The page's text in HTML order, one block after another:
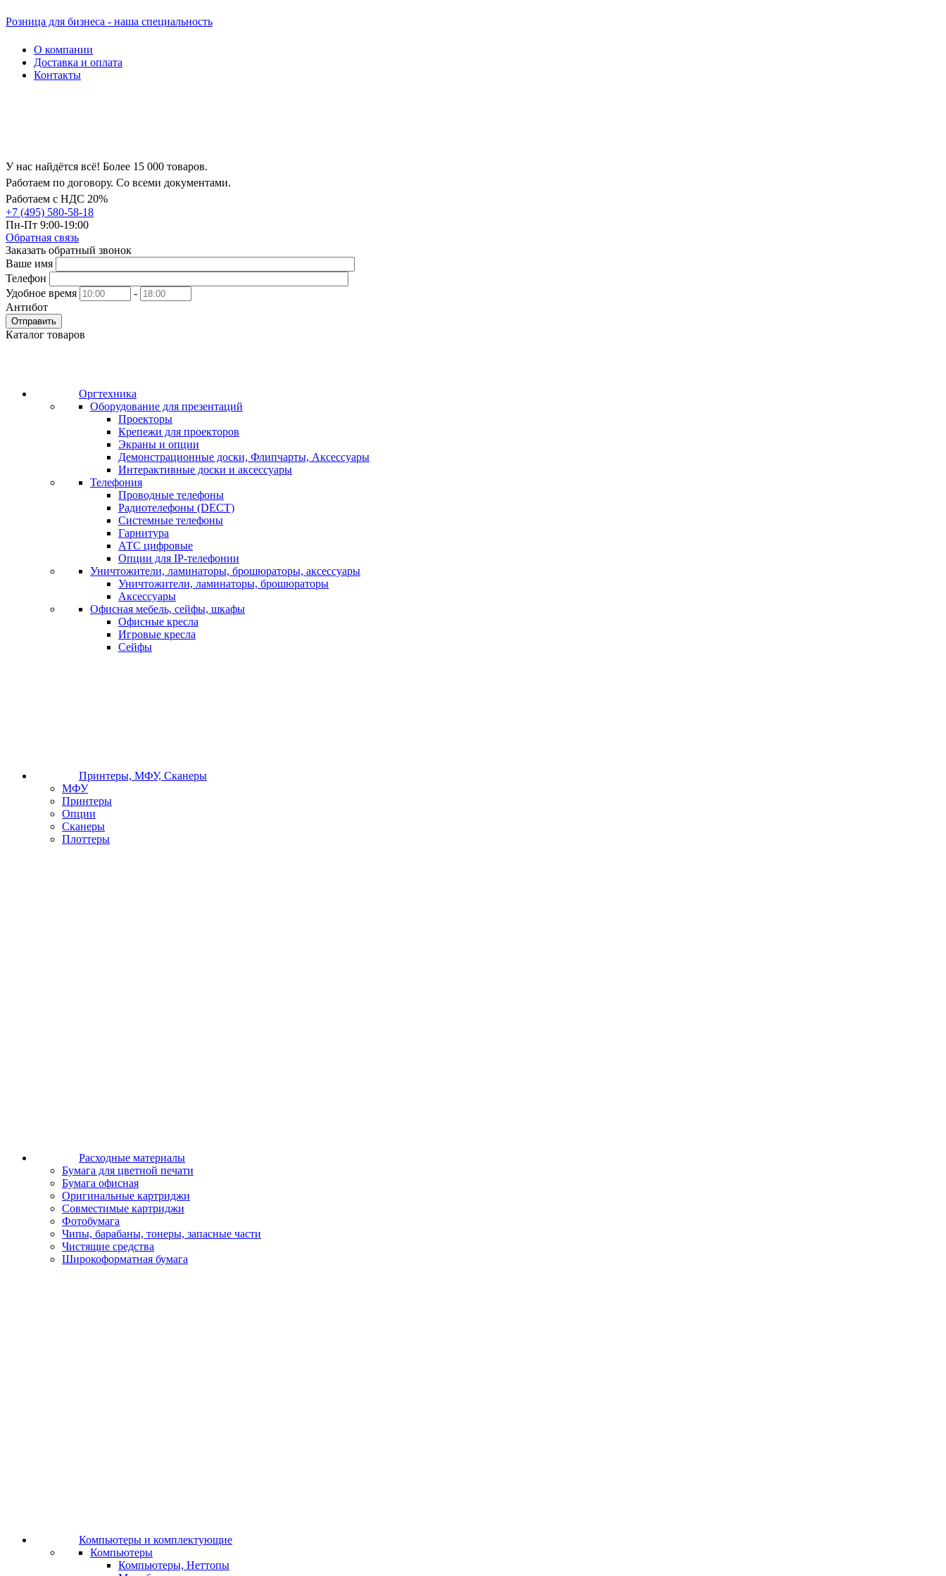
Розница для бизнеса - наша специальность
О компании
Доставка и оплата
Контакты
У нас найдётся всё! Более 15 000 товаров.
Работаем по договору. Со всеми документами.
Работаем с НДС 20%
+7 (495) 580-58-18
Пн-Пт 9:00-19:00
Обратная связь
Заказать обратный звонок
Ваше имя
Телефон
Удобное время
-
Антибот
Отправить
Каталог товаров
Оргтехника
Оборудование для презентаций
Проекторы
Крепежи для проекторов
Экраны и опции
Демонстрационные доски, Флипчарты, Аксессуары
Интерактивные доски и аксессуары
Телефония
Проводные телефоны
Радиотелефоны (DECT)
Системные телефоны
Гарнитура
АТС цифровые
Опции для IP-телефонии
Уничтожители, ламинаторы, брошюраторы, аксессуары
Уничтожители, ламинаторы, брошюраторы
Аксессуары
Офисная мебель, сейфы, шкафы
Офисные кресла
Игровые кресла
Сейфы
Принтеры, МФУ, Сканеры
МФУ
Принтеры
Опции
Сканеры
Плоттеры
Расходные материалы
Бумага для цветной печати
Бумага офисная
Оригинальные картриджи
Совместимые картриджи
Фотобумага
Чипы, барабаны, тонеры, запасные части
Чистящие средства
Широкоформатная бумага
Компьютеры и комплектующие
Компьютеры
Компьютеры, Неттопы